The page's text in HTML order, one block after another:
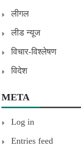
लीगल
लीड न्यूज
विचार-विश्लेषण
विदेश
META
Log in
Entries feed